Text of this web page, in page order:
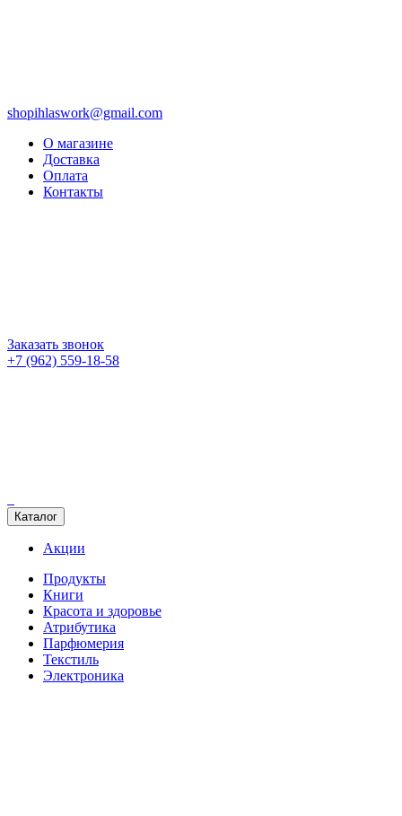
shopihlaswork@gmail.com
О магазине
Доставка
Оплата
Контакты
Заказать звонок
+7 (962) 559-18-58
Каталог
Акции
Продукты
Книги
Красота и здоровье
Атрибутика
Парфюмерия
Текстиль
Электроника